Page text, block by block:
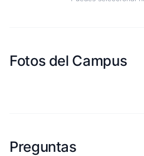
Fotos del Campus
Preguntas